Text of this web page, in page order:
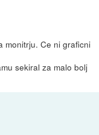
monitrju. Ce ni graficni
sekiral za malo bolj